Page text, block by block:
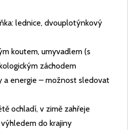
lednice, dvouplotýnkový
koutem, umyvadlem (s
záchodem
a energie – možnost sledovat
ochladí, v zimě zahřeje
do krajiny